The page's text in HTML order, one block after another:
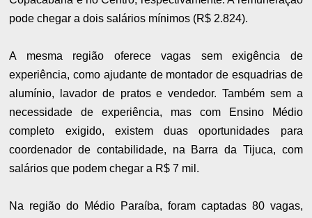
pode chegar a dois salários mínimos (R$ 2.824).
A mesma região oferece vagas sem exigência de
experiência, como ajudante de montador de esquadrias de
alumínio, lavador de pratos e vendedor. Também sem a
necessidade de experiência, mas com Ensino Médio
completo exigido, existem duas oportunidades para
coordenador de contabilidade, na Barra da Tijuca, com
salários que podem chegar a R$ 7 mil.
Na região do Médio Paraíba, foram captadas 80 vagas,